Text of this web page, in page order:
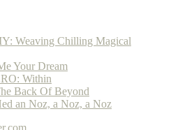
Weaving Chilling Magical
Your Dream
Within
Back Of Beyond
an Noz, a Noz, a Noz